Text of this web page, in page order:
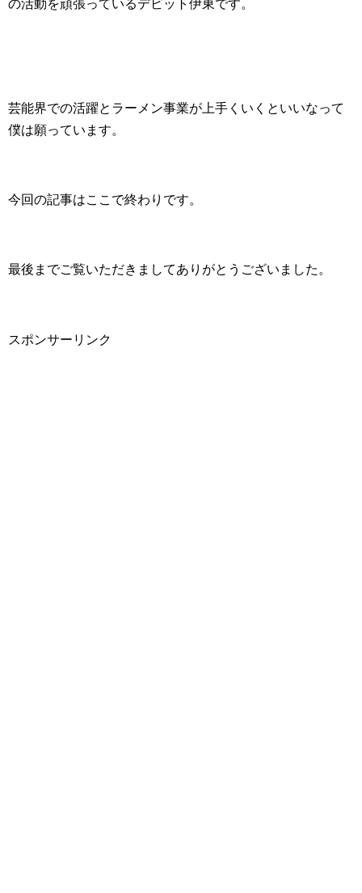
の活動を頑張っているデビット伊東です。
芸能界での活躍とラーメン事業が上手くいくといいなって
僕は願っています。
今回の記事はここで終わりです。
最後までご覧いただきましてありがとうございました。
スポンサーリンク